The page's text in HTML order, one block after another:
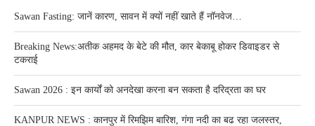
Sawan Fasting: जानें कारण, सावन में क्यों नहीं खाते हैं नॉनवेज…
Breaking News:अतीक अहमद के बेटे की मौत, कार बेकाबू होकर डिवाइडर से
टकराई
Sawan 2026 : इन कार्यों को अनदेखा करना बन सकता है दरिद्रता का घर
KANPUR NEWS : कानपुर में रिमझिम बारिश, गंगा नदी का बढ रहा जलस्तर,